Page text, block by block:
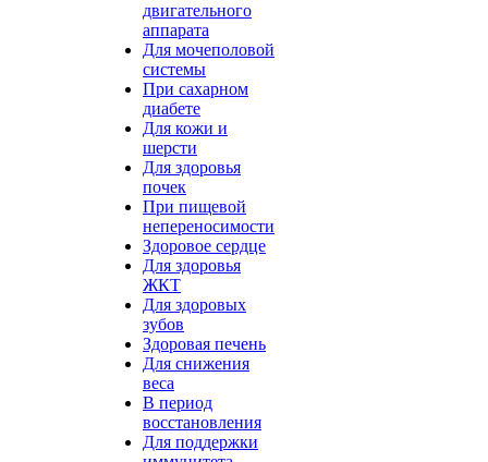
двигательного
аппарата
Для мочеполовой
системы
При сахарном
диабете
Для кожи и
шерсти
Для здоровья
почек
При пищевой
непереносимости
Здоровое сердце
Для здоровья
ЖКТ
Для здоровых
зубов
Здоровая печень
Для снижения
веса
В период
восстановления
Для поддержки